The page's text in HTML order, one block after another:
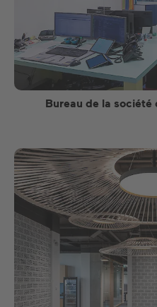
Bureau de la société